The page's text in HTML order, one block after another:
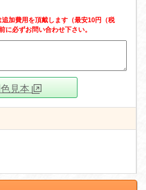
加費用を頂戴します（最安10円（税
に必ずお問い合わせ下さい。
見本